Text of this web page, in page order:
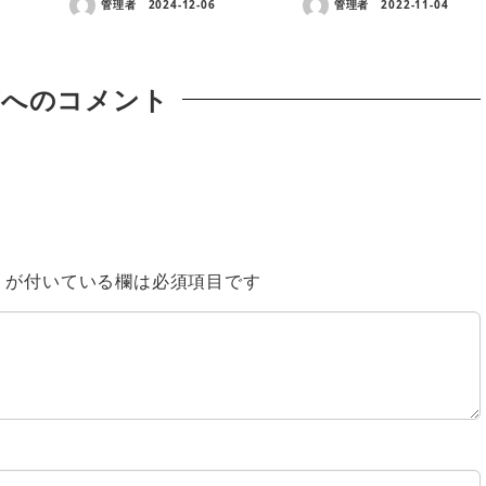
管理者 2024-12-06 管理者 2022-11-04
のコメント
が付いている欄は必須項目です